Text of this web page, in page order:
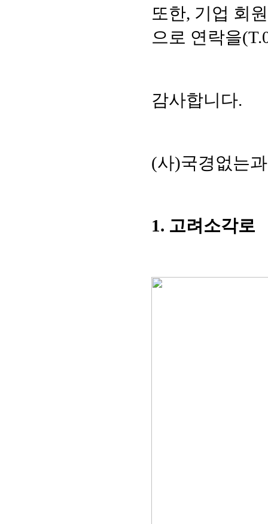
또한, 기업 회
으로 연락을
감사합니다.
(사)국경없는
1. 고려소각로